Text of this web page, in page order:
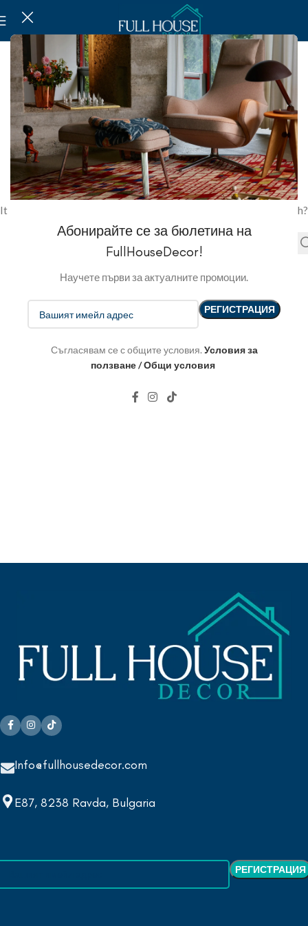
Абонирайте се за бюлетина на
FullHouseDecor!
Научете първи за актуалните промоции.
Съгласявам се с общите условия. Условия за
ползване / Общи условия
NOT FOUND
This is somewhat embarrassing, isn’t it?
It looks like nothing was found at this location. Maybe try a search?
Info@fullhousedecor.com
E87, 8238 Ravda, Bulgaria